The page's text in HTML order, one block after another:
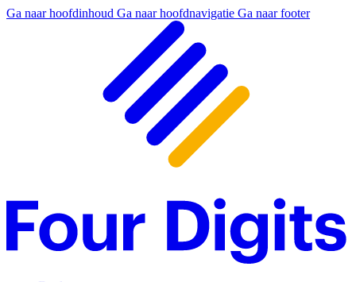
Ga naar hoofdinhoud Ga naar hoofdnavigatie Ga naar footer